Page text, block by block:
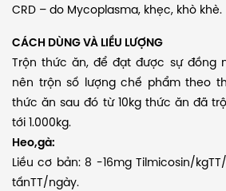
CRD – do Mycoplasma, khẹc, khò khè.
CÁCH DÙNG VÀ LIỀU LƯỢNG
Trộn thức ăn, để đạt được sự đồng
nên trộn số lượng chế phẩm theo
thức ăn sau đó từ 10kg thức ăn đã
tới 1.000kg.
Heo,gà:
Liều cơ bản: 8 -16mg Tilmicosin/
tấnTT/ngày.